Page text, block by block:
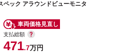
ック アラウンドビューモニタ
車両価格見直し
支払総額
471.7万円